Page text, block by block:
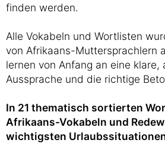
finden werden.
Alle Vokabeln und Wortlisten
von Afrikaans-Muttersprachlern
lernen von Anfang an eine klare,
Aussprache und die richtige
In 21 thematisch sortierten
Afrikaans-Vokabeln und
wichtigsten